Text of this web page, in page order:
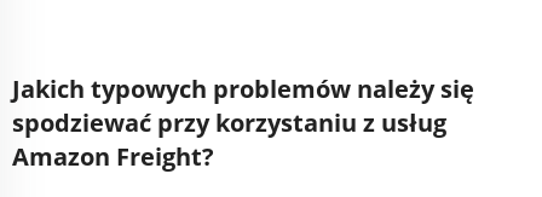
Jakich typowych problemów należy się
spodziewać przy korzystaniu z usług
Amazon Freight?